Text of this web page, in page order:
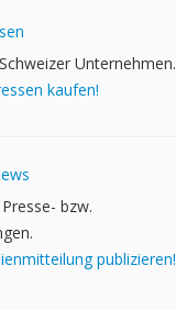
Unternehmen.
kaufen!
bzw.
publizieren!